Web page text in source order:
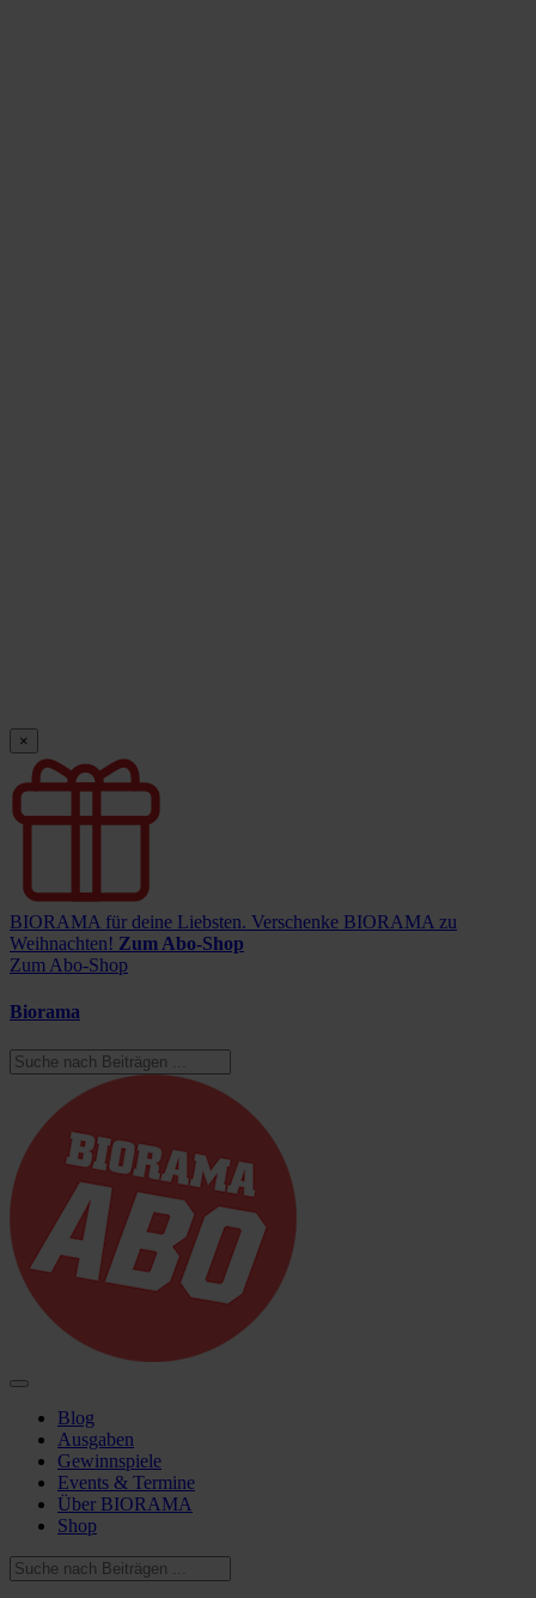
×
BIORAMA für deine Liebsten. Verschenke BIORAMA zu
Weihnachten! Zum Abo-Shop
Zum Abo-Shop
Biorama
Blog
Ausgaben
Gewinnspiele
Events & Termine
Über BIORAMA
Shop